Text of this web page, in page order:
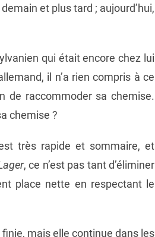
et plus tard ; aujourd’hui,
qui était encore chez lui
il n’a rien compris à ce
de raccommoder sa chemise.
chemise ?
très rapide et sommaire, et
, ce n’est pas tant d’éliminer
place nette en respectant le
mais elle continue dans les